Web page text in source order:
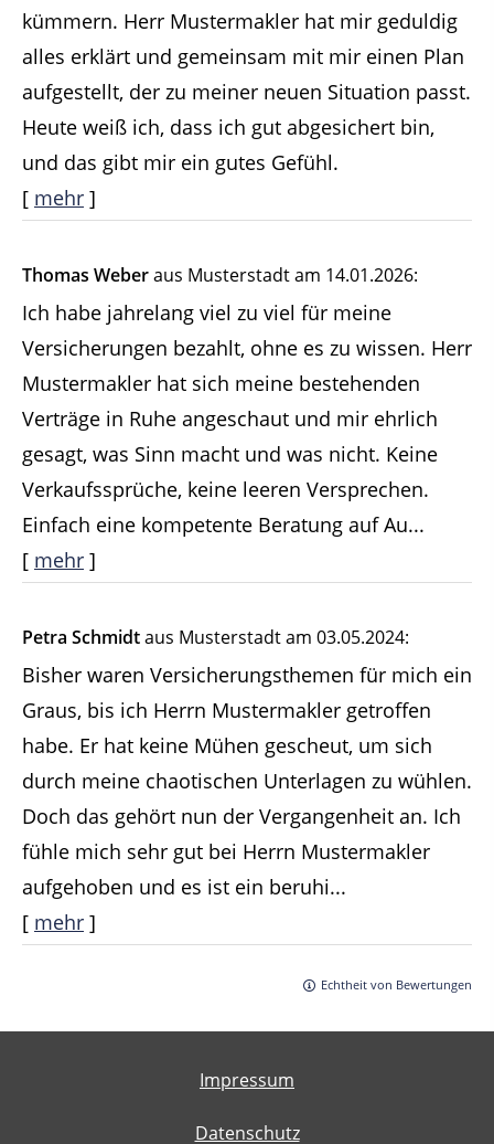
kümmern. Herr Mustermakler hat mir geduldig
alles erklärt und gemeinsam mit mir einen Plan
aufgestellt, der zu meiner neuen Situation passt.
Heute weiß ich, dass ich gut abgesichert bin,
und das gibt mir ein gutes Gefühl.
[ mehr ]
Thomas Weberaus Musterstadtam 14.01.2026:
Ich habe jahrelang viel zu viel für meine
Versicherungen bezahlt, ohne es zu wissen. Herr
Mustermakler hat sich meine bestehenden
Verträge in Ruhe angeschaut und mir ehrlich
gesagt, was Sinn macht und was nicht. Keine
Verkaufssprüche, keine leeren Versprechen.
Einfach eine kompetente Beratung auf Au...
[ mehr ]
Petra Schmidtaus Musterstadtam 03.05.2024:
Bisher waren Versicherungsthemen für mich ein
Graus, bis ich Herrn Mustermakler getroffen
habe. Er hat keine Mühen gescheut, um sich
durch meine chaotischen Unterlagen zu wühlen.
Doch das gehört nun der Vergangenheit an. Ich
fühle mich sehr gut bei Herrn Mustermakler
aufgehoben und es ist ein beruhi...
[ mehr ]
Echtheit von Bewertungen
Impressum
Datenschutz